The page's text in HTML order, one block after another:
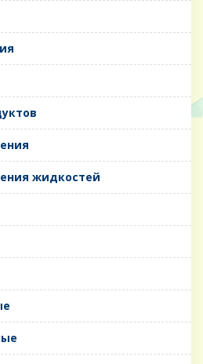
жидкостей